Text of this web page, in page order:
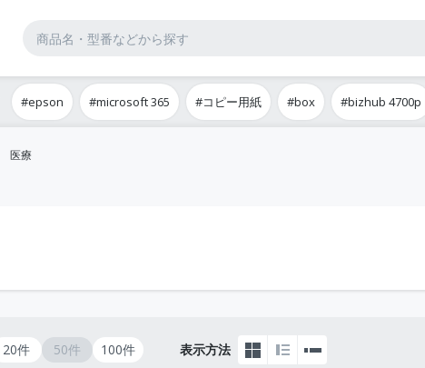
#epson #microsoft 365 #コピー用紙 #box #bizhub 4700p
医療
20件 50件 100件 表示方法